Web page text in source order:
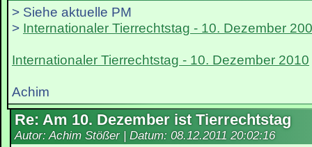
> Siehe aktuelle PM
> Internationaler Tierrechtstag - 10. Dezember
Internationaler Tierrechtstag - 10. Dezember 2010
Achim
Re: Am 10. Dezember ist Tierrechtstag
Autor: Achim Stößer | Datum: 08.12.2011 20:02:16